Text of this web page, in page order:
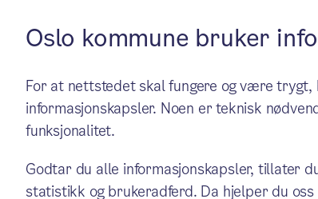
Du har helt sikkert
en gjeng pensjonerte
bacon på Seniorhuset.
Oslo kommune bruker
For at nettstedet skal fungere og være trygt,
informasjonskapsler. Noen er teknisk
funksjonalitet.
Godtar du alle informasjonskapsler, tillater
statistikk og brukeradferd. Da hjelper du